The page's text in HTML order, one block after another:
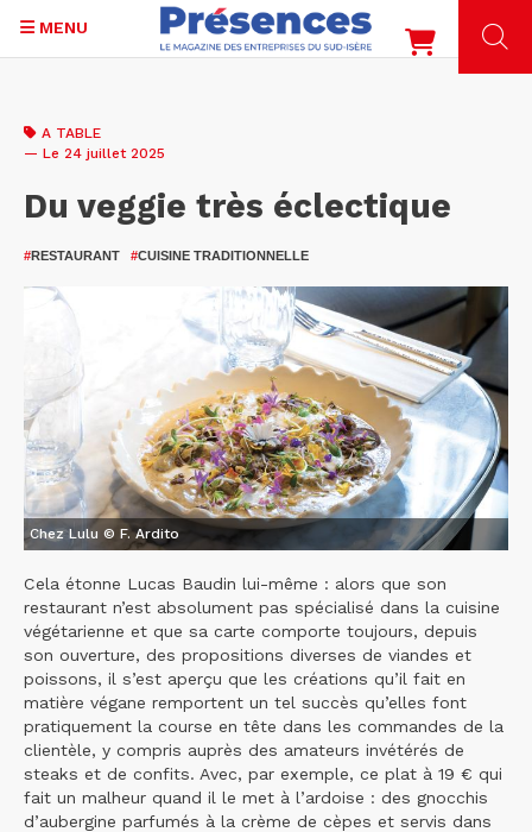
contenu
MENU
A TABLE
— Le 24 juillet 2025
Du veggie très éclectique
#RESTAURANT #CUISINE TRADITIONNELLE
Chez Lulu © F. Ardito
Cela étonne Lucas Baudin lui-même : alors que son
restaurant n’est absolument pas spécialisé dans la cuisine
végétarienne et que sa carte comporte toujours, depuis
son ouverture, des propositions diverses de viandes et
poissons, il s’est aperçu que les créations qu’il fait en
matière végane remportent un tel succès qu’elles font
pratiquement la course en tête dans les commandes de la
clientèle, y compris auprès des amateurs invétérés de
steaks et de confits. Avec, par exemple, ce plat à 19 € qui
fait un malheur quand il le met à l’ardoise : des gnocchis
d’aubergine parfumés à la crème de cèpes et servis dans